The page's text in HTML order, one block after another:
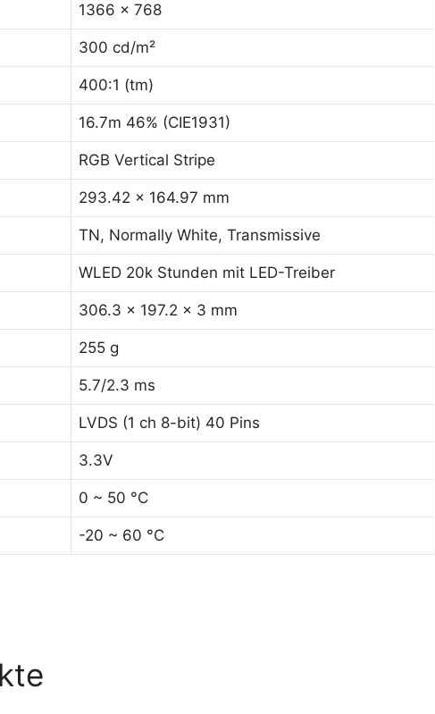
1366 x 768
300 cd/m²
400:1 (tm)
16.7m 46% (CIE1931)
RGB Vertical Stripe
293.42 x 164.97 mm
TN, Normally White, Transmissive
WLED 20k Stunden mit LED-Treiber
306.3 x 197.2 x 3 mm
255 g
5.7/2.3 ms
LVDS (1 ch 8-bit) 40 Pins
3.3V
0 ~ 50 °C
-20 ~ 60 °C